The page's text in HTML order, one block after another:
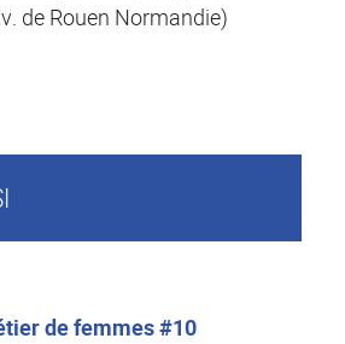
de femmes #10
de Rouen Normandie)